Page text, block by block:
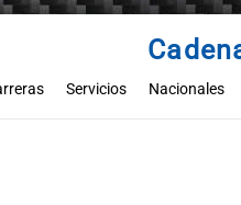
Servicios Nacionales